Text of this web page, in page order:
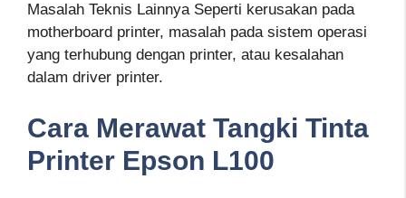
Masalah Teknis Lainnya Seperti kerusakan pada
motherboard printer, masalah pada sistem operasi
yang terhubung dengan printer, atau kesalahan
dalam driver printer.
Cara Merawat Tangki Tinta
Printer Epson L100